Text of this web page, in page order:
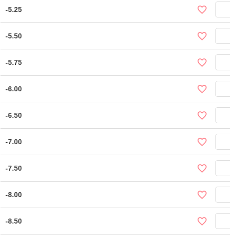
-5.25
-5.50
-5.75
-6.00
-6.50
-7.00
-7.50
-8.00
-8.50